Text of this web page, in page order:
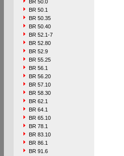
BR 50.0
BR 50.1
BR 50.35
BR 50.40
BR 52.1-7
BR 52.80
BR 52.9
BR 55.25
BR 56.1
BR 56.20
BR 57.10
BR 58.30
BR 62.1
BR 64.1
BR 65.10
BR 78.1
BR 83.10
BR 86.1
BR 91.6